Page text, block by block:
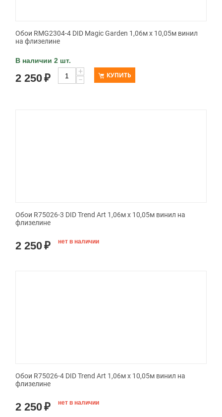
Обои RMG2304-4 DID Magic Garden 1,06м х 10,05м винил
на флизелине
В наличии 2 шт.
2 250₽
+
−
КУПИТЬ
Обои R75026-3 DID Trend Art 1,06м х 10,05м винил на
флизелине
2 250₽ нет в наличии
Обои R75026-4 DID Trend Art 1,06м х 10,05м винил на
флизелине
2 250₽ нет в наличии